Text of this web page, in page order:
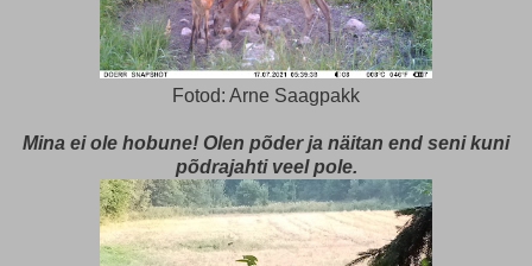
Fotod: Arne Saagpakk
Mina ei ole hobune! Olen põder ja näitan end seni kuni
põdrajahti veel pole.